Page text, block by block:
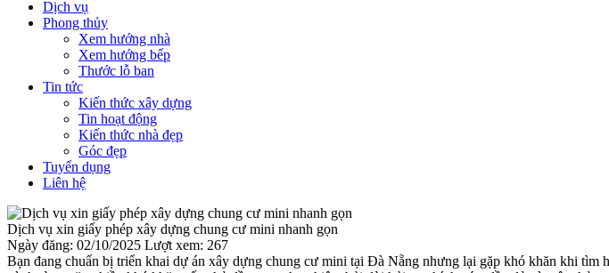
Dịch vụ
Phong thủy
Xem hướng nhà
Xem hướng bếp
Thước lỗ ban
Tin tức
Kiến thức xây dựng
Tin hoạt động
Kiến thức nhà đẹp
Góc đẹp
Tuyển dụng
Liên hệ
Dịch vụ xin giấy phép xây dựng chung cư mini nhanh gọn
Ngày đăng: 02/10/2025 Lượt xem: 267
Bạn đang chuẩn bị triển khai dự án xây dựng chung cư mini tại Đà Nẵng nhưng lại gặp khó khăn khi